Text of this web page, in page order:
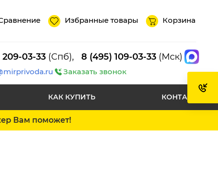
Избранные товары Корзина
209-03-33 (Спб), 8 (495) 109-03-33 (Мск)
Заказать звонок
КАК КУПИТЬ КОНТАКТЫ
Вам поможет!